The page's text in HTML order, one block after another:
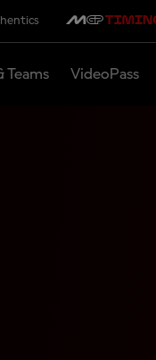
Teams VideoPass